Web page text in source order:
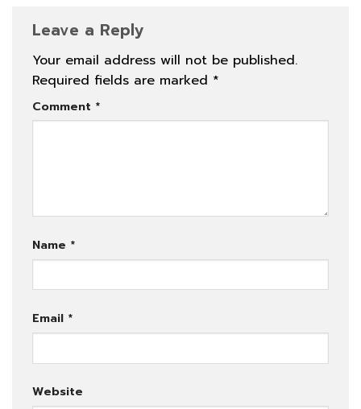
Leave a Reply
Your email address will not be published.
Required fields are marked *
Comment *
Name *
Email *
Website